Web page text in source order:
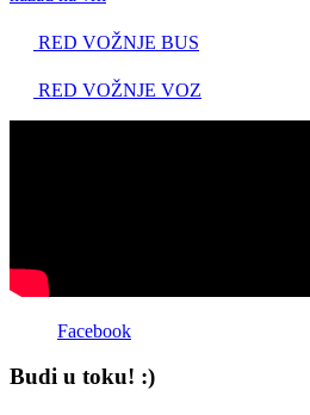
RED VOŽNJE BUS
RED VOŽNJE VOZ
Facebook
Budi u toku! :)